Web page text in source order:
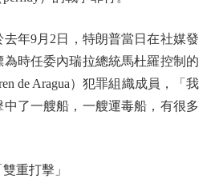
9月2日，特朗普當日在社媒發
時任委內瑞拉總統馬杜羅控制的
de Aragua）犯罪組織成員，「我
了一艘船，一艘運毒船，有很多
重打擊」